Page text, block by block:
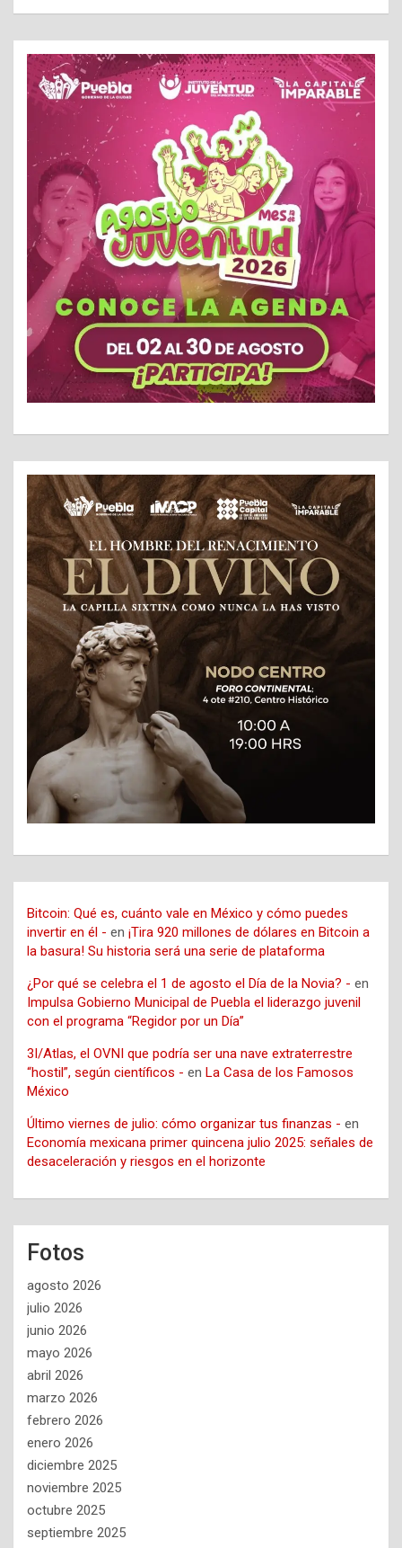
Bitcoin: Qué es, cuánto vale en México y cómo puedes
invertir en él - en ¡Tira 920 millones de dólares en Bitcoin a
la basura! Su historia será una serie de plataforma
¿Por qué se celebra el 1 de agosto el Día de la Novia? - en
Impulsa Gobierno Municipal de Puebla el liderazgo juvenil
con el programa “Regidor por un Día”
3I/Atlas, el OVNI que podría ser una nave extraterrestre
“hostil”, según científicos - en La Casa de los Famosos
México
Último viernes de julio: cómo organizar tus finanzas - en
Economía mexicana primer quincena julio 2025: señales de
desaceleración y riesgos en el horizonte
Fotos
agosto 2026
julio 2026
junio 2026
mayo 2026
abril 2026
marzo 2026
febrero 2026
enero 2026
diciembre 2025
noviembre 2025
octubre 2025
septiembre 2025